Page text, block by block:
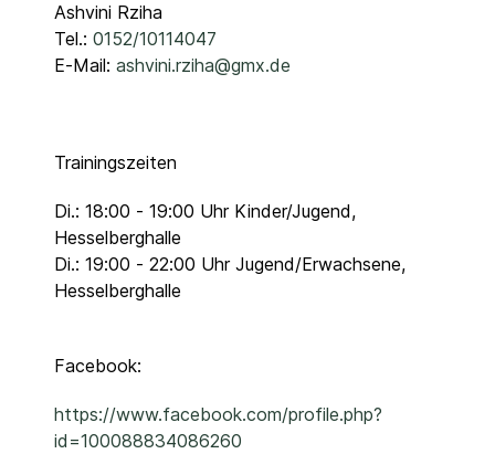
Ashvini Rziha
Tel.: 0152/10114047
E-Mail: ashvini.rziha@gmx.de
Trainingszeiten
Di.: 18:00 - 19:00 Uhr Kinder/Jugend,
Hesselberghalle
Di.: 19:00 - 22:00 Uhr Jugend/Erwachsene,
Hesselberghalle
Facebook:
https://www.facebook.com/profile.php?
id=100088834086260